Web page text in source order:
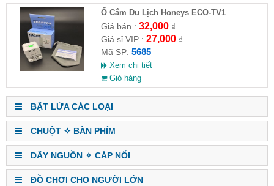
Ổ Cắm Du Lịch Honeys ECO-TV1
Giá bán : 32,000₫
Giá sỉ VIP : 27,000₫
Mã SP: 5685
Xem chi tiết
Giỏ hàng
BẬT LỬA CÁC LOẠI
CHUỘT ✧ BÀN PHÍM
DÂY NGUỒN ✧ CÁP NỐI
ĐỒ CHƠI CHO NGƯỜI LỚN